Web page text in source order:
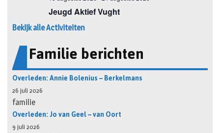
Bekijk alle Activiteiten
Familie berichten
Overleden: Annie Bolenius – Berkelmans
26 juli 2026
familie
Overleden: Jo van Geel – van Oort
9 juli 2026